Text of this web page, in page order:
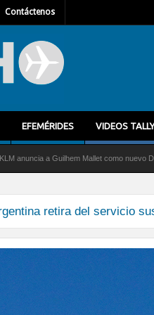
Contáctenos
EFEMÉRIDES VIDEOS
a Guilhem Mallet como nuevo Director
retira del servicio